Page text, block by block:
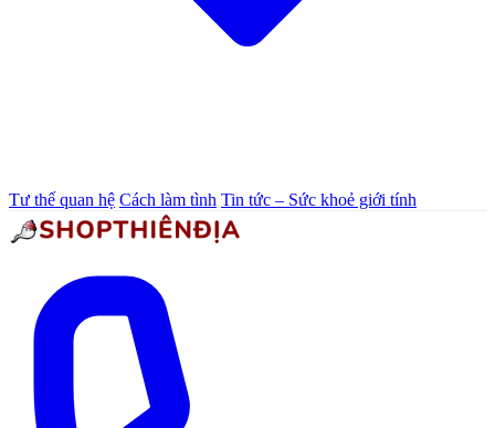
Tư thế quan hệ Cách làm tình Tin tức – Sức khoẻ giới tính